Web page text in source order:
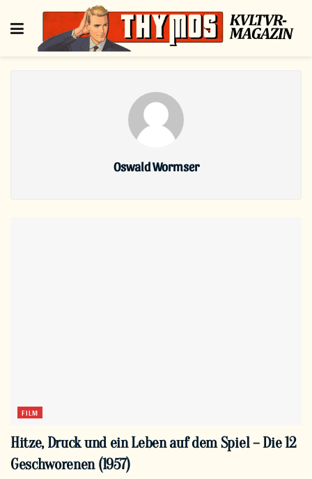
Oswald Wormser
FILM
Hitze, Druck und ein Leben auf dem Spiel – Die 12
Geschworenen (1957)